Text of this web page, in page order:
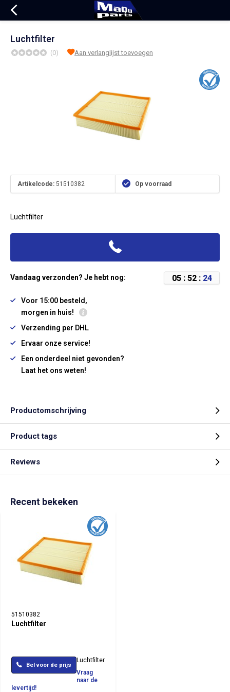
Luchtfilter
(0) Aan verlanglijst toevoegen
Artikelcode: 51510382 Op voorraad
Luchtfilter
Vandaag verzonden? Je hebt nog: 05: 52: 23
Voor 15:00 besteld,
morgen in huis!
Verzending per DHL
Ervaar onze service!
Een onderdeel niet gevonden?
Laat het ons weten!
Productomschrijving
Product tags
Reviews
Recent bekeken
51510382
Luchtfilter
Bel voor de prijs
Luchtfilter
Vraag
naar de
levertijd!